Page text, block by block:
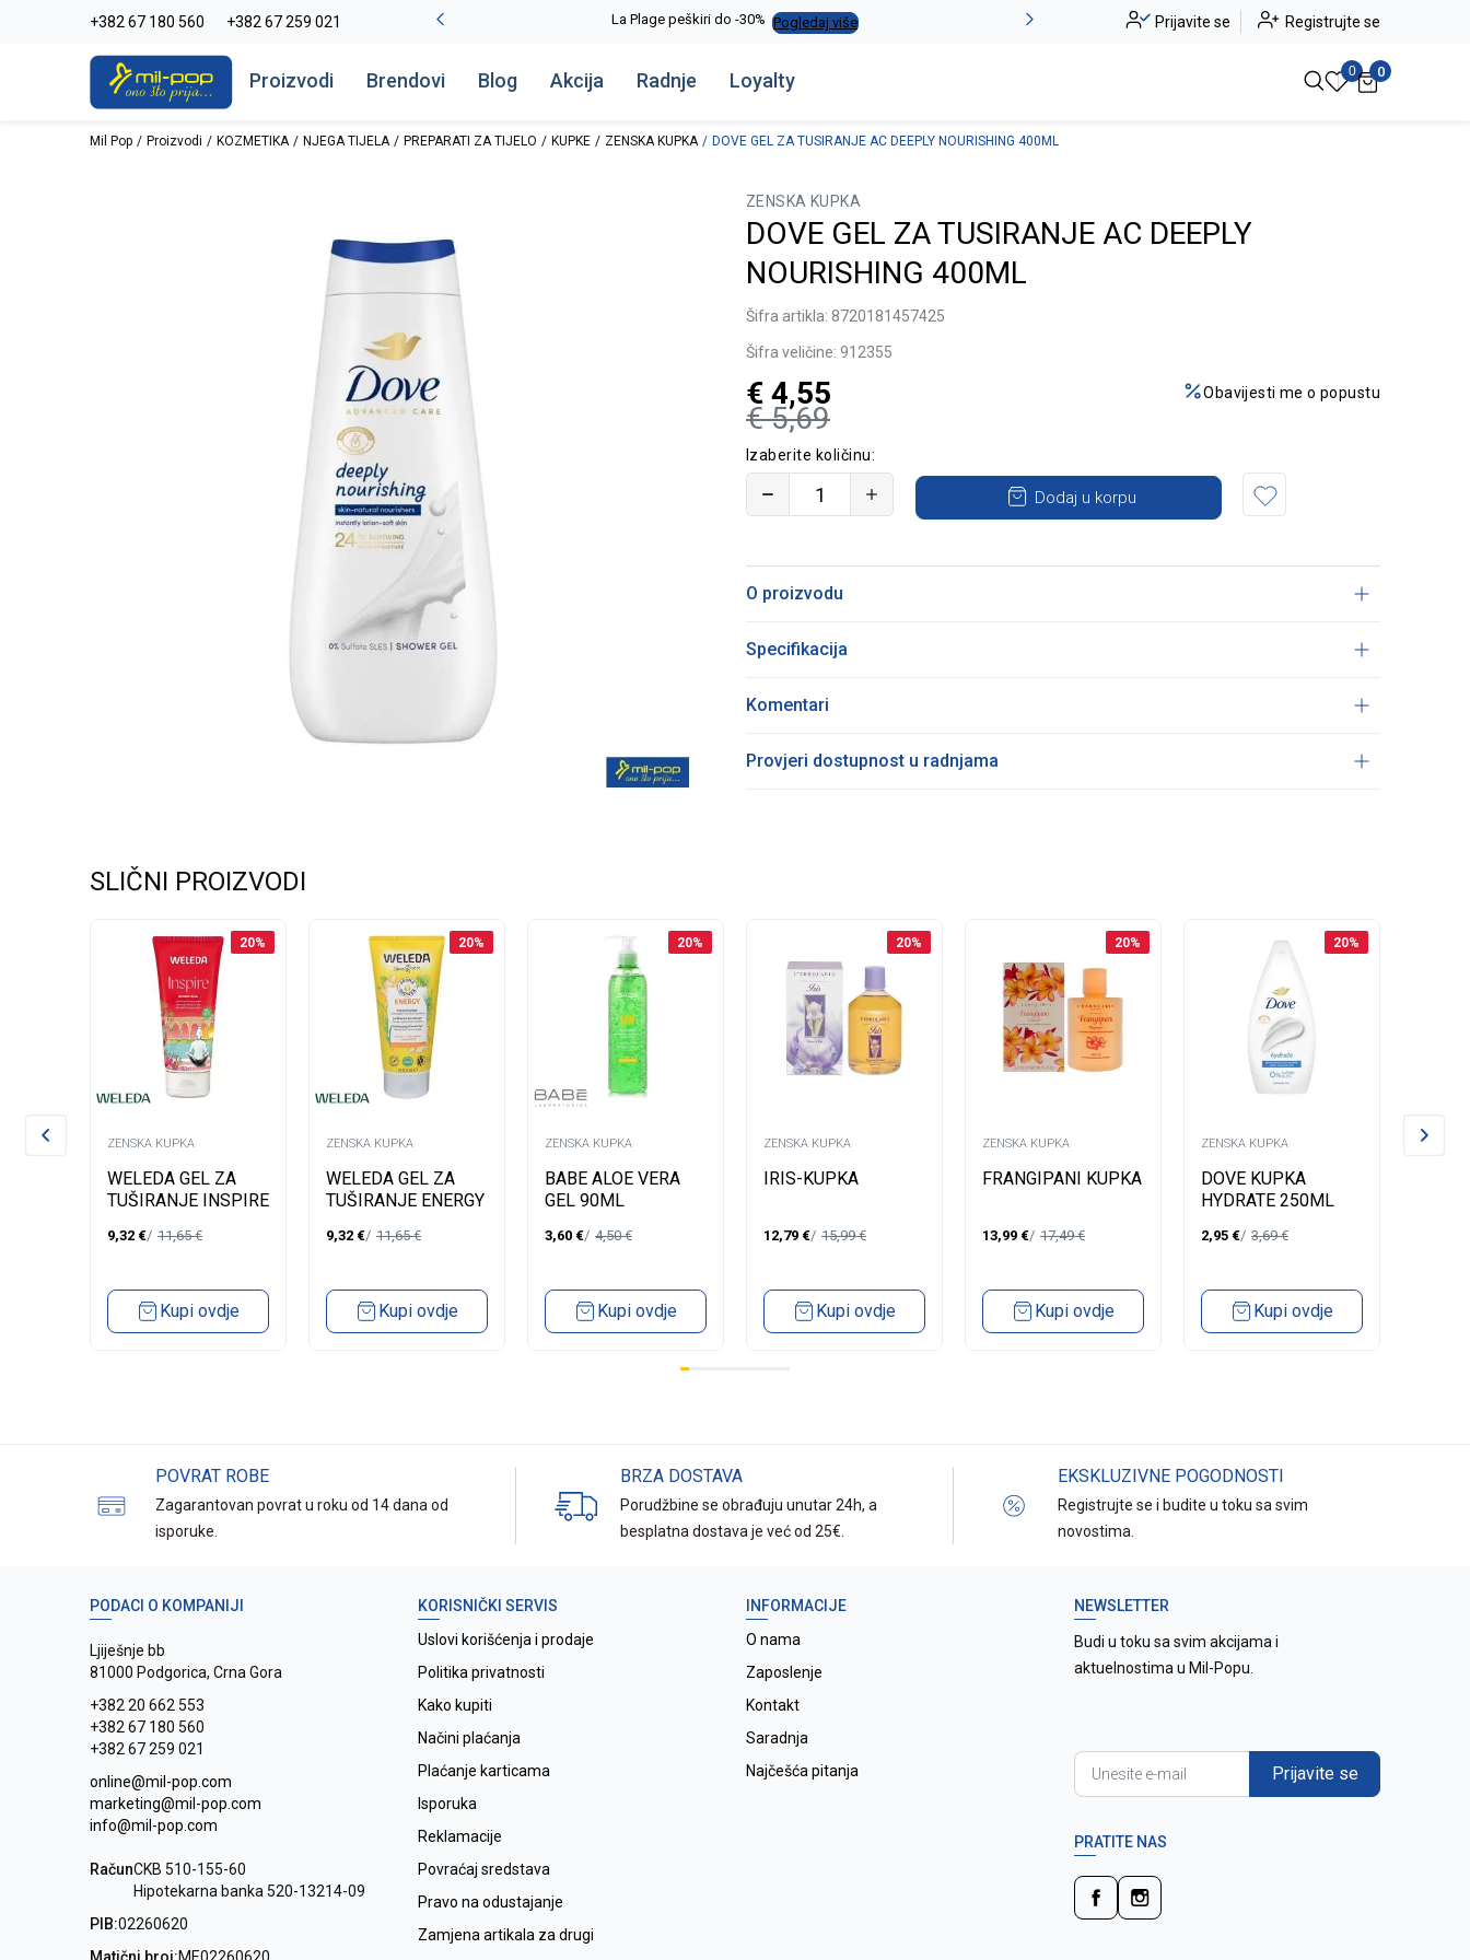
+382 67 180 560 +382 67 259 021
-20% na kompletan asortiman Pogledaj više La Plage peškiri do -30% Pogledaj više Alma Ras do -50% Pogledaj više
Prijavite se Registrujte se
Proizvodi Brendovi Blog Akcija Radnje Loyalty 0 0
Mil Pop Proizvodi KOZMETIKA NJEGA TIJELA PREPARATI ZA TIJELO KUPKE ZENSKA KUPKA DOVE GEL ZA TUSIRANJE AC DEEPLY NOURISHING 400ML
ZENSKA KUPKA
DOVE GEL ZA TUSIRANJE AC DEEPLY
NOURISHING 400ML
Šifra artikla: 8720181457425
Šifra veličine: 912355
€ 5,69
€ 4,55 Obavijesti me o popustu
Izaberite količinu:
Dodaj u korpu
O proizvodu
Specifikacija
Komentari
Provjeri dostupnost u radnjama
SLIČNI PROIZVODI
20%
ZENSKA KUPKA
WELEDA GEL ZA
TUŠIRANJE INSPIRE
9,32 € 11,65€
Kupi ovdje
20%
ZENSKA KUPKA
WELEDA GEL ZA
TUŠIRANJE ENERGY
9,32 € 11,65€
Kupi ovdje
20%
ZENSKA KUPKA
BABE ALOE VERA
GEL 90ML
3,60 € 4,50€
Kupi ovdje
20%
ZENSKA KUPKA
IRIS-KUPKA
12,79 € 15,99€
Kupi ovdje
20%
ZENSKA KUPKA
FRANGIPANI KUPKA
13,99 € 17,49€
Kupi ovdje
20%
ZENSKA KUPKA
DOVE KUPKA
HYDRATE 250ML
2,95 € 3,69€
Kupi ovdje
ZENSKA
POVRAT ROBE
Zagarantovan povrat u roku od 14 dana od
isporuke.
BRZA DOSTAVA
Porudžbine se obrađuju unutar 24h, a
besplatna dostava je već od 25€.
EKSKLUZIVNE POGODNOSTI
Registrujte se i budite u toku sa svim
novostima.
PODACI O KOMPANIJI
Ljiješnje bb
81000 Podgorica, Crna Gora
+382 20 662 553
+382 67 180 560
+382 67 259 021
online@mil-pop.com
marketing@mil-pop.com
info@mil-pop.com
RačunCKB 510-155-60
Hipotekarna banka 520-13214-09
PIB:02260620
KORISNIČKI SERVIS
Uslovi korišćenja i prodaje
Politika privatnosti
Kako kupiti
Načini plaćanja
Plaćanje karticama
Isporuka
Reklamacije
Povraćaj sredstava
Pravo na odustajanje
Zamjena artikala za drugi
INFORMACIJE
O nama
Zaposlenje
Kontakt
Saradnja
Najčešća pitanja
NEWSLETTER
Budi u toku sa svim akcijama i
aktuelnostima u Mil-Popu.
Prijavite se
PRATITE NAS